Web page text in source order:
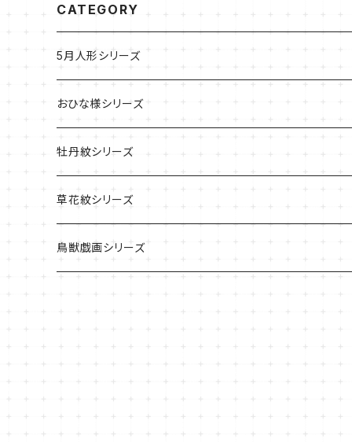
CATEGORY
5月人形シリーズ
おひな様シリーズ
牡丹紋シリーズ
草花紋シリーズ
鳥獣戯画シリーズ